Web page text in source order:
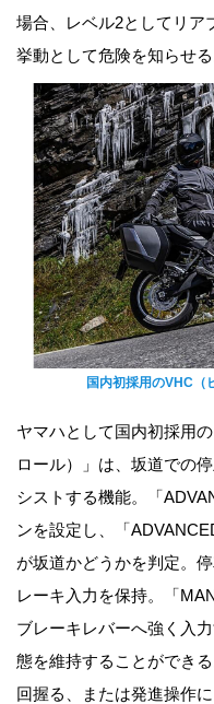
場合、レベル2としてリア
挙動として危険を知らせる
国内初採用のVHC（
ヤマハとして国内初採用
ロール）」は、坂道での
シストする機能。「
ンを設定し、「
が坂道かどうかを判定。
レーキ入力を保持。「
ブレーキレバーへ強く入
態を維持することができ
回握る、または発進操作に